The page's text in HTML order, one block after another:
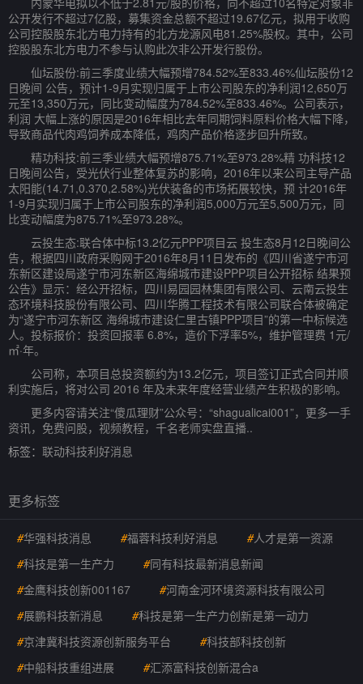
公开发行不超过7亿股，募集资金总额不超过19.67亿元，拟用于收购
公司控股股东北方电力持有的北方龙源风电81.25%股权。其中，公司
控股股东北方电力不参与认购此次非公开发行股份。
仙坛股份:前三季度业绩大幅预增784.52%至833.46%仙坛股份12
日晚间 公告，预计1-9月实现归属于上市公司股东的净利润12,650万
元至13,350万元，同比变动幅度为784.52%至833.46%。公司表示，
利润 大幅上涨的原因是2016年相比去年同期饲料原料价格大幅下降，
导致商品代肉鸡饲养成本降低，鸡肉产品价格逐步回升所致。
精功科技:前三季业绩大幅预增875.71%至973.28%精 功科技12
日晚间公告，受光伏行业整体复苏的影响，2016年以来公司主导产品
太阳能(14.71,0.370,2.58%)光伏装备的市场拓展较快，预 计2016年
1-9月实现归属于上市公司股东的净利润5,000万元至5,500万元，同
比变动幅度为875.71%至973.28%。
云投生态:联合体中标13.2亿元PPP项目云 投生态8月12日晚间公
告，根据四川政府采购网于2016年8月11日发布的《四川省遂宁市河
东新区建设局遂宁市河东新区海绵城市建设PPP项目公开招标 结果预
公告》显示：经公开招标，四川易园园林集团有限公司、云南云投生
态环境科技股份有限公司、四川华腾工程技术有限公司联合体被确定
为“遂宁市河东新区 海绵城市建设仁里古镇PPP项目”的第一中标候选
人。投标报价：投资回报率 6.8%，造价下浮率5%，维护管理费 1元/
㎡·年。
公司称，本项目总投资额约为13.2亿元，项目签订正式合同并顺
利实施后，将对公司 2016 年及未来年度经营业绩产生积极的影响。
更多内容请关注“傻瓜理财”公众号：“shagualicai001”，更多一手
资讯，免费问股，视频教程，千名老师实盘直播..
标签： 联动科技利好消息
更多标签
#华强科技消息 #福蓉科技利好消息 #人才是第一资源
#科技是第一生产力 #同有科技最新消息新闻
#金鹰科技创新001167 #河南金河环境资源科技有限公司
#展鹏科技新消息 #科技是第一生产力创新是第一动力
#京津冀科技资源创新服务平台 #科技部科技创新
#中船科技重组进展 #汇添富科技创新混合a